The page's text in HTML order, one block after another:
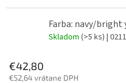
Farba: navy/bright
Skladom (>5 ks) |
€42,80
€52,64 vrátane DPH